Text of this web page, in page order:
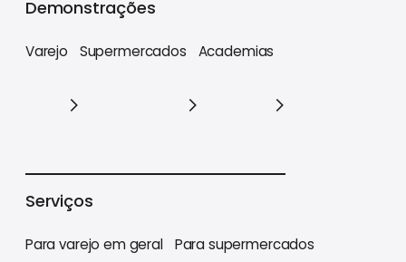
Demonstrações
Varejo Supermercados Academias
Serviços
Para varejo em geral Para supermercados